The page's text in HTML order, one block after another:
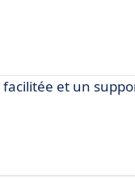
et un